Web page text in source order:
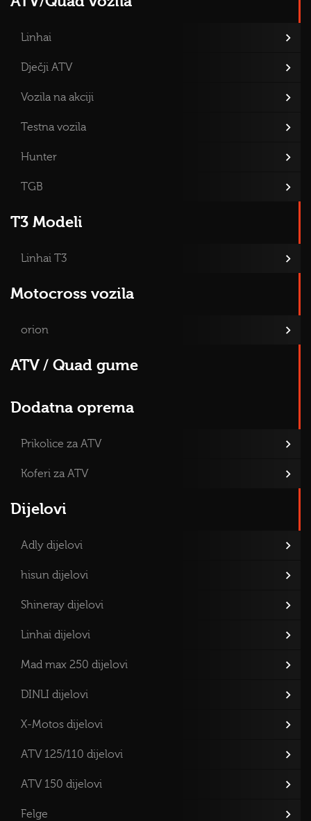
Linhai
Dječji ATV
Vozila na akciji
Testna vozila
Hunter
TGB
T3 Modeli
Linhai T3
Motocross vozila
orion
ATV / Quad gume
Dodatna oprema
Prikolice za ATV
Koferi za ATV
Dijelovi
Adly dijelovi
hisun dijelovi
Shineray dijelovi
Linhai dijelovi
Mad max 250 dijelovi
DINLI dijelovi
X-Motos dijelovi
ATV 125/110 dijelovi
ATV 150 dijelovi
Felge